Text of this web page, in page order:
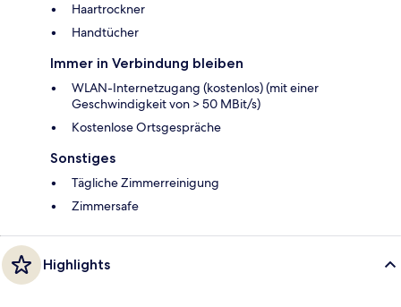
Haartrockner
Handtücher
Immer in Verbindung bleiben
WLAN-Internetzugang (kostenlos) (mit einer
Geschwindigkeit von > 50 MBit/s)
Kostenlose Ortsgespräche
Sonstiges
Tägliche Zimmerreinigung
Zimmersafe
Highlights